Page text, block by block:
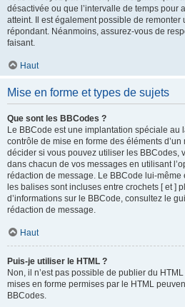
désactivée ou que l’intervalle de temps pour
atteint. Il est également possible de remonter
répondant. Néanmoins, assurez-vous de
faisant.
Haut
Mise en forme et types de sujets
Que sont les BBCodes ?
Le BBCode est une implantation spéciale au
contrôle de mise en forme des éléments d’un
décider si vous pouvez utiliser les BBCodes,
dans chacun de vos messages en utilisant
rédaction de message. Le BBCode lui-
les balises sont incluses entre crochets [ et ]
d’informations sur le BBCode, consultez le
rédaction de message.
Haut
Puis-je utiliser le HTML ?
Non, il n’est pas possible de publier du
mises en forme permises par le HTML
BBCodes.